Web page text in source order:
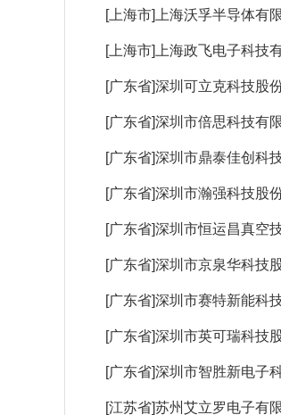
[上海市]上海沃孚半导体有
[上海市]上海政飞电子科技
[广东省]深圳可立克科技股
[广东省]深圳市倍思科技有
[广东省]深圳市鼎泰佳创科
[广东省]深圳市瀚强科技股
[广东省]深圳市恒运昌真空
[广东省]深圳市京泉华科技
[广东省]深圳市赛特新能科
[广东省]深圳市英可瑞科技
[广东省]深圳市智胜新电子
[江苏省]苏州艾立罗电子有